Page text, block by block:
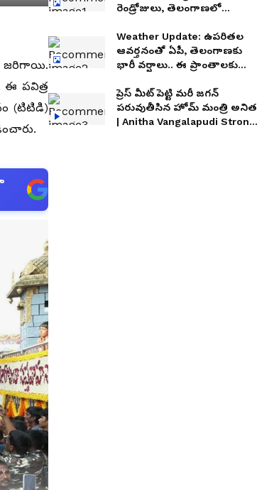
జరిగాయి.
ఈ పవిత్ర
(టిటిడి)
రెండ్రోజులు, తెలంగాణలో
సెలవులు
Weather Update: ఉపరితల
ఆవర్తనంతో ఏపీ, తెలంగాణకు
భారీ వర్షాలు.. ఈ ప్రాంతాలకు
ప్రెస్ మీట్ పెట్టి మరీ జగన్
పరువుతీసిన హోమ్ మంత్రి అనిత
| Anitha Vangalapudi Strong